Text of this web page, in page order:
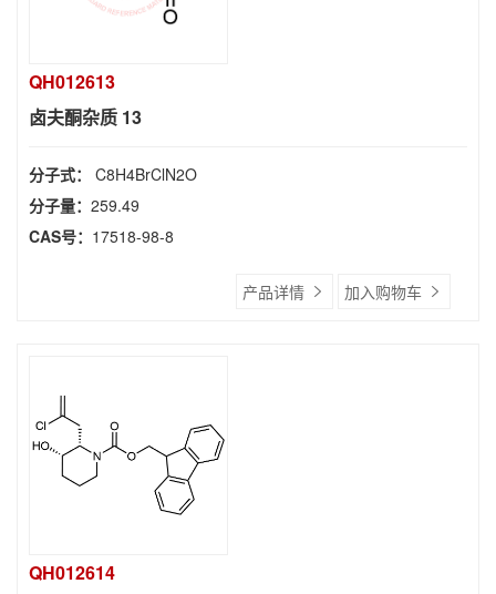
QH012613
卤夫酮杂质 13
分子式： C8H4BrClN2O
分子量： 259.49
CAS号： 17518-98-8
产品详情 加入购物车
QH012614